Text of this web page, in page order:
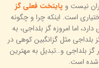
نیست و پایتخت فعلی گز
است. اینکه چرا و چگونه
اما امروزه گز بلداجی، به
بلداجی مثل گزانگبین کوهی در
گز بلداجی و…تبدیل به مهترین
شده است.